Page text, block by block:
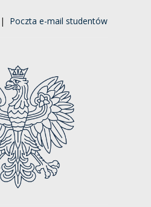
| Poczta e-mail studentów